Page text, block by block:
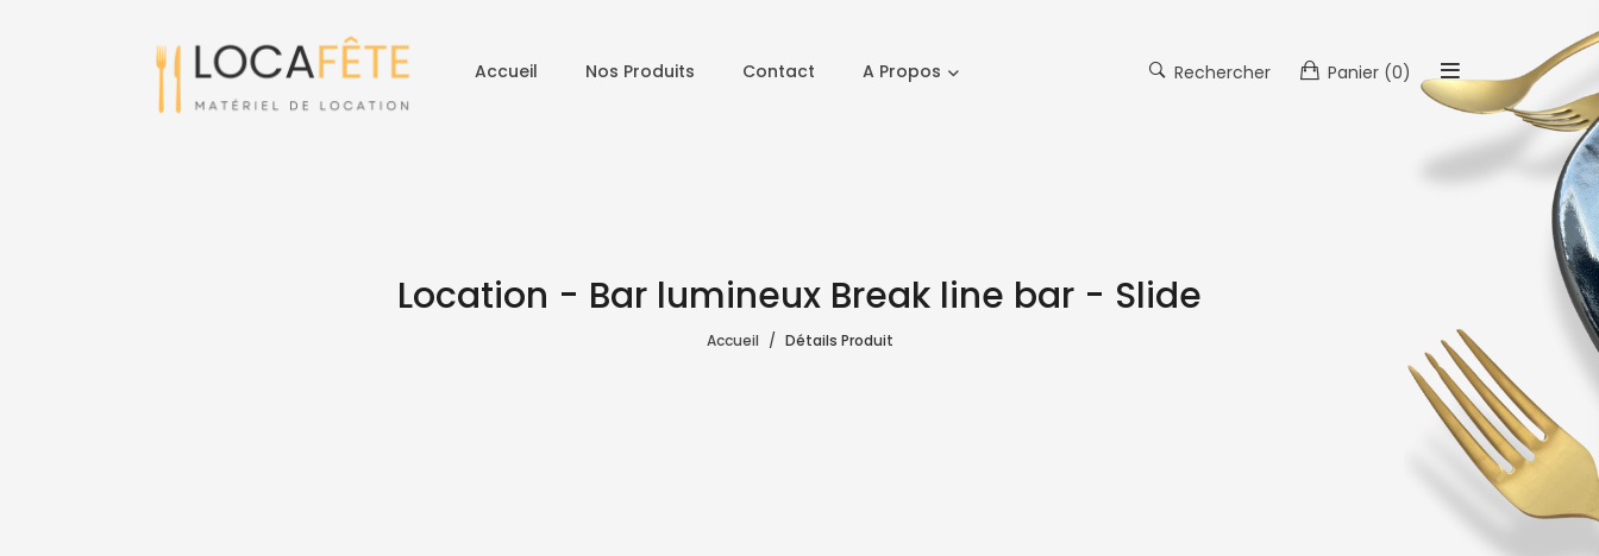
Accueil Nos Produits Contact A Propos Rechercher Panier (0)
Location - Bar lumineux Break line bar - Slide
Accueil Détails Produit